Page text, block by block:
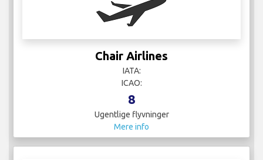
Chair Airlines
IATA:
ICAO:
8
Ugentlige flyvninger
Mere info